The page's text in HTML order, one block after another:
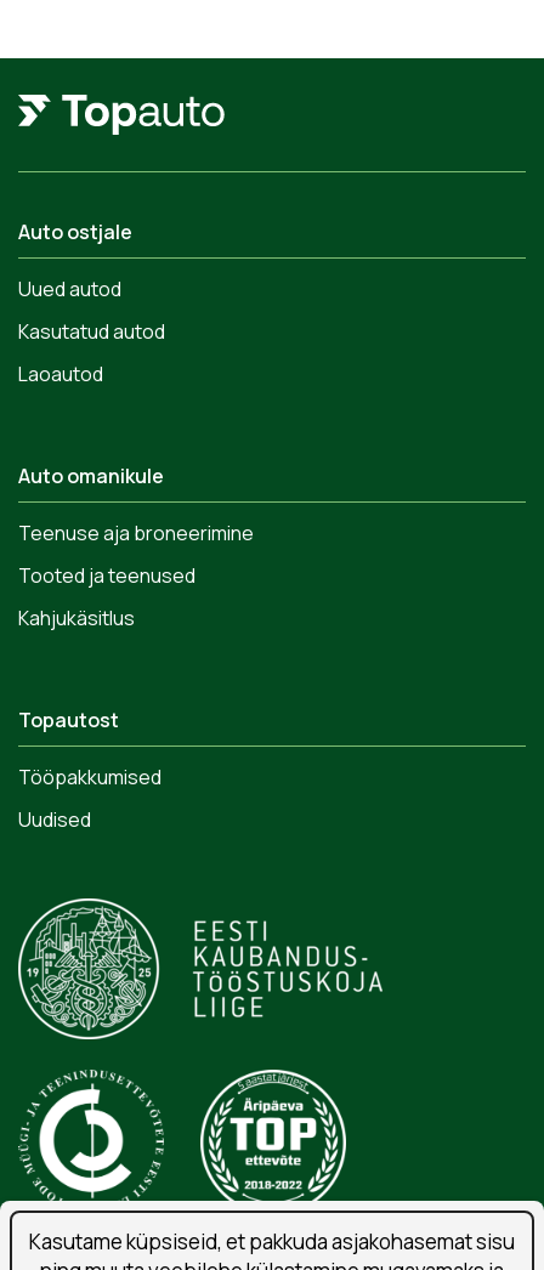
Auto ostjale
Uued autod
Kasutatud autod
Laoautod
Auto omanikule
Teenuse aja broneerimine
Tooted ja teenused
Kahjukäsitlus
Topautost
Tööpakkumised
Uudised
Kasutame küpsiseid, et pakkuda asjakohasemat sisu